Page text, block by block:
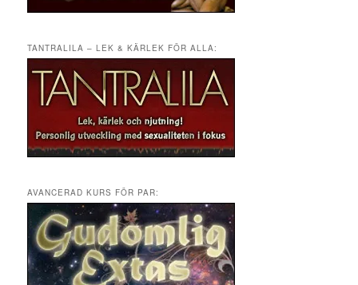
TANTRALILA – LEK & KÄRLEK FÖR ALLA:
AVANCERAD KURS FÖR PAR: